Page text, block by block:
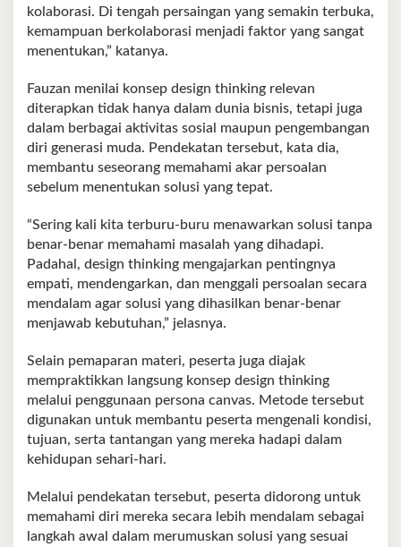
kolaborasi. Di tengah persaingan yang semakin terbuka,
kemampuan berkolaborasi menjadi faktor yang sangat
menentukan,” katanya.
Fauzan menilai konsep design thinking relevan
diterapkan tidak hanya dalam dunia bisnis, tetapi juga
dalam berbagai aktivitas sosial maupun pengembangan
diri generasi muda. Pendekatan tersebut, kata dia,
membantu seseorang memahami akar persoalan
sebelum menentukan solusi yang tepat.
“Sering kali kita terburu-buru menawarkan solusi tanpa
benar-benar memahami masalah yang dihadapi.
Padahal, design thinking mengajarkan pentingnya
empati, mendengarkan, dan menggali persoalan secara
mendalam agar solusi yang dihasilkan benar-benar
menjawab kebutuhan,” jelasnya.
Selain pemaparan materi, peserta juga diajak
mempraktikkan langsung konsep design thinking
melalui penggunaan persona canvas. Metode tersebut
digunakan untuk membantu peserta mengenali kondisi,
tujuan, serta tantangan yang mereka hadapi dalam
kehidupan sehari-hari.
Melalui pendekatan tersebut, peserta didorong untuk
memahami diri mereka secara lebih mendalam sebagai
langkah awal dalam merumuskan solusi yang sesuai